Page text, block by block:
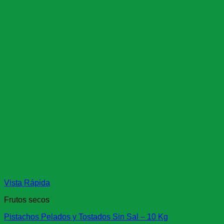
Vista Rápida
Frutos secos
Pistachos Pelados y Tostados Sin Sal – 10 Kg